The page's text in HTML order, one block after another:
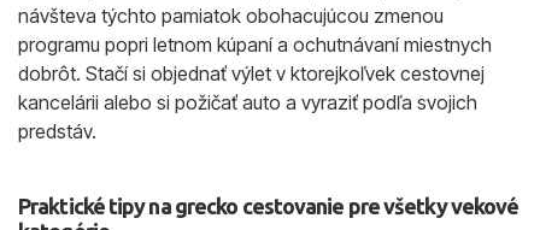
návšteva týchto pamiatok obohacujúcou zmenou
programu popri letnom kúpaní a ochutnávaní miestnych
dobrôt. Stačí si objednať výlet v ktorejkoľvek cestovnej
kancelárii alebo si požičať auto a vyraziť podľa svojich
predstáv.
Praktické tipy na grecko cestovanie pre všetky vekové